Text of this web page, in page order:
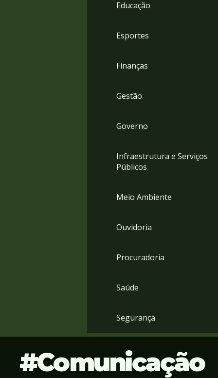
Educação
Esportes
Finanças
Gestão
Governo
Infraestrutura e Serviços
Públicos
Meio Ambiente
Ouvidoria
Procuradoria
Saúde
Segurança
Comunicação